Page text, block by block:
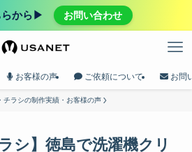
らから▶︎ お問い合わせ
お客様の声 ご依頼について お問
チラシの制作実績・お客様の声
シ】徳島で洗濯機クリ